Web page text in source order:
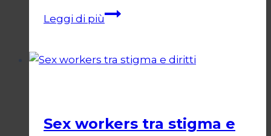
Leggi di piùL’ideologia
d’immunità
Sex workers tra stigma e